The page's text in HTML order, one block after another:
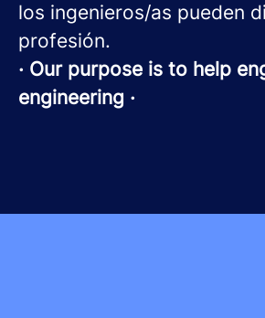
los ingenieros/as pueden
profesión.
· Our purpose is to help
engineering ·